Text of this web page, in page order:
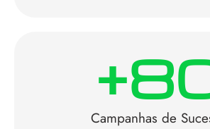
Campanhas de
+